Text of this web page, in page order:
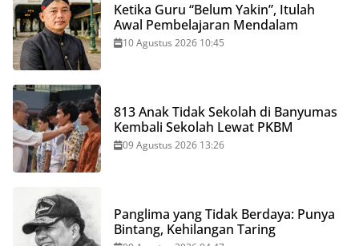
Ketika Guru “Belum Yakin”, Itulah
Awal Pembelajaran Mendalam
10 Agustus 2026 10:45
813 Anak Tidak Sekolah di Banyumas
Kembali Sekolah Lewat PKBM
09 Agustus 2026 13:26
Panglima yang Tidak Berdaya: Punya
Bintang, Kehilangan Taring